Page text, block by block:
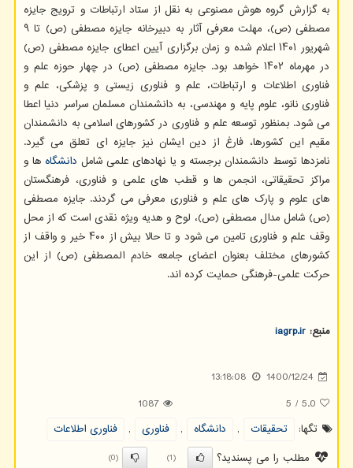
به گزارش گروه هوش مصنوعی به نقل از ستاد ارتباطات و ترویج جایزه
مصطفی (ص)، مهلت معرفی آثار به دبیرخانه جایزه مصطفی (ص) تا ۹
شهریور ۱۴۰۱ اعلام شده و زمان برگزاری آیین اعطای جایزه مصطفی (ص)
در مهرماه ۱۴۰۲ خواهد بود. جایزه مصطفی (ص) در چهار حوزه علم و
فناوری اطلاعات و ارتباطات، علم و فناوری زیستی و پزشکی، علم و
فناوری نانو، علوم پایه و مهندسی، به دانشمندان مسلمان سراسر دنیا اعطا
می شود. بمنظور توسعه علم و فناوری در کشورهای اسلامی به دانشمندان
مقیم این کشورها، فارغ از دین ایشان نیز جایزه ای تعلق می گیرد.
نامزدها توسط دانشمندان برجسته و یا نهادهای علمی شامل دانشگاه ها و
مراکز تحقیقاتی، انجمن ها و قطب های علمی و فناوری، فرهنگستان
های علوم و پارک های علم و فناوری معرفی می گردند. جایزه مصطفی
(ص) شامل مدال مصطفی (ص)، لوح و هدیه ویژه نقدی است که از محل
وقف علم و فناوری تامین می شود و تا حالا بیش از ۴۰۰ خیر و واقف از
کشورهای مختلف بعنوان اعضای جامعه خادم المصطفی (ص) از این
حرکت علمی-فرهنگی حمایت کرده اند.
منبع: iagrp.ir
1400/12/24
13:18:08
5.0
/
5
1087
تگها:
تحقیقات , دانشگاه , فناوری ,
فناوری اطلاعات
مطلب را می پسندید؟
(1)
(0)